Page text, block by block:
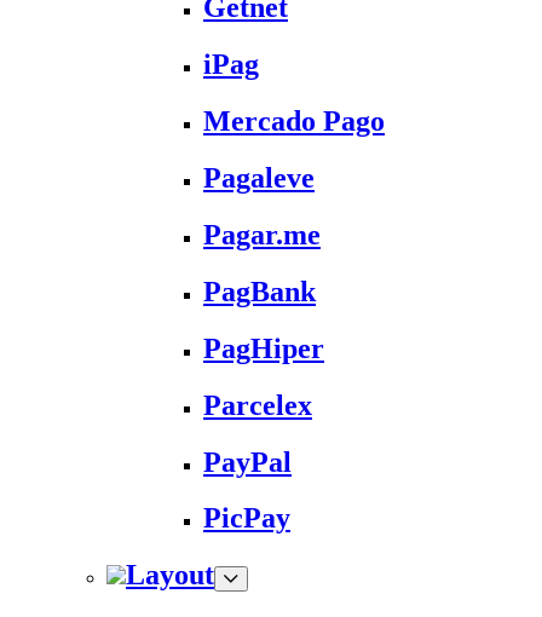
Getnet
iPag
Mercado Pago
Pagaleve
Pagar.me
PagBank
PagHiper
Parcelex
PayPal
PicPay
Layout